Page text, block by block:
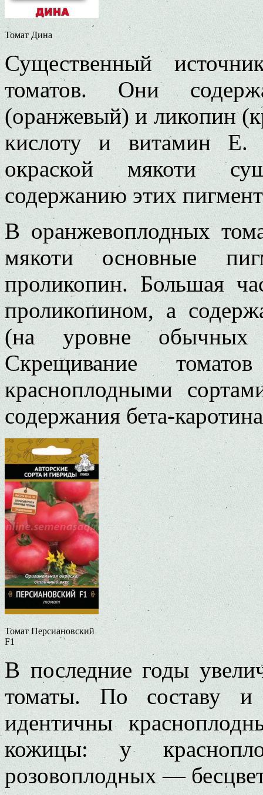
Томат Дина
Существенный
томатов. Они
(оранжевый) и ликопин
кислоту и витамин Е.
окраской мякоти
содержанию этих
В оранжевоплодных
мякоти основные
проликопин. Большая
проликопином, а
(на уровне обычных
Скрещивание
красноплодными
содержания бета-
Томат Персиановский
F1
В последние годы
томаты. По составу и
идентичны
кожицы: у
розовоплодных —